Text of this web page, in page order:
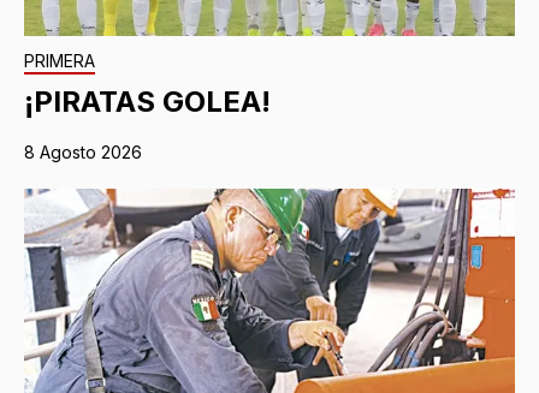
PRIMERA
¡PIRATAS GOLEA!
8 Agosto 2026